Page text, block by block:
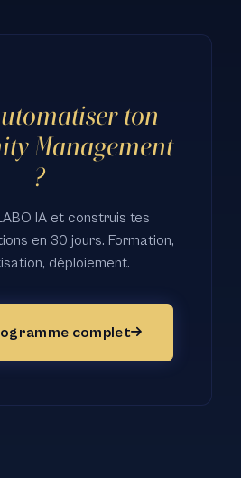
ton
Management
?
IA et construis tes
en 30 jours. Formation,
déploiement.
complet